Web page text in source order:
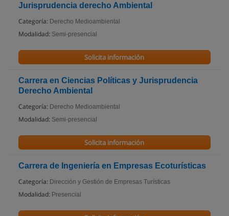
Jurisprudencia derecho Ambiental
Categoría: Derecho Medioambiental
Modalidad: Semi-presencial
Solicita información
Carrera en Ciencias Políticas y Jurisprudencia
Derecho Ambiental
Categoría: Derecho Medioambiental
Modalidad: Semi-presencial
Solicita información
Carrera de Ingeniería en Empresas Ecoturísticas
Categoría: Dirección y Gestión de Empresas Turísticas
Modalidad: Presencial